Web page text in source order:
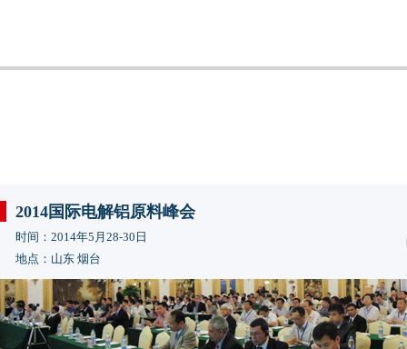
2014国际电解铝原料峰会
时间：2014年5月28-30日
地点：山东 烟台